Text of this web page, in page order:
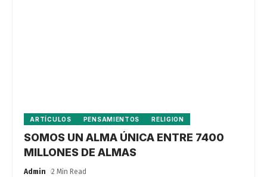
ARTÍCULOS PENSAMIENTOS RELIGION
SOMOS UN ALMA ÚNICA ENTRE 7400
MILLONES DE ALMAS
Admin 2 Min Read